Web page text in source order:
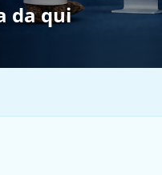
da qui